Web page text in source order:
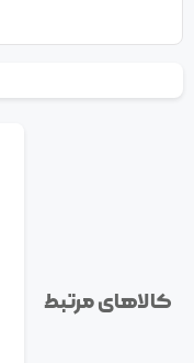
کالاهای مرتبط